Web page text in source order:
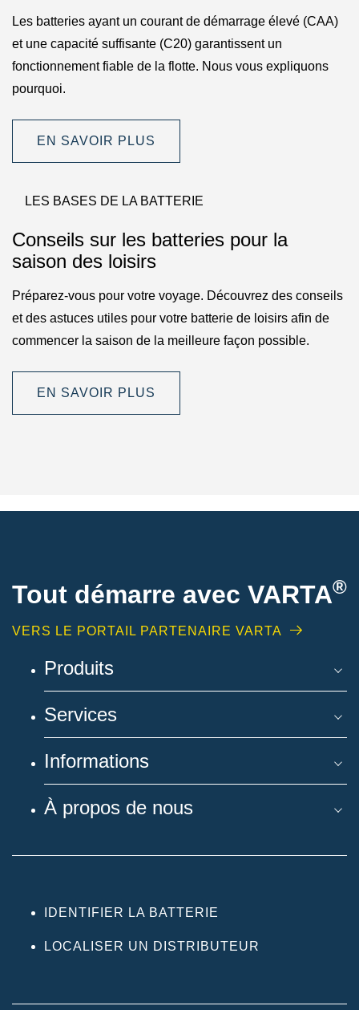
Les batteries ayant un courant de démarrage élevé (CAA)
et une capacité suffisante (C20) garantissent un
fonctionnement fiable de la flotte. Nous vous expliquons
pourquoi.
EN SAVOIR PLUS
LES BASES DE LA BATTERIE
Conseils sur les batteries pour la
saison des loisirs
Préparez-vous pour votre voyage. Découvrez des conseils
et des astuces utiles pour votre batterie de loisirs afin de
commencer la saison de la meilleure façon possible.
EN SAVOIR PLUS
Tout démarre avec VARTA®
VERS LE PORTAIL PARTENAIRE VARTA
Produits
Services
Informations
À propos de nous
IDENTIFIER LA BATTERIE
LOCALISER UN DISTRIBUTEUR